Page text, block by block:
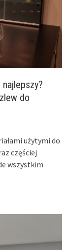
do
użytymi do
częściej
wszystkim